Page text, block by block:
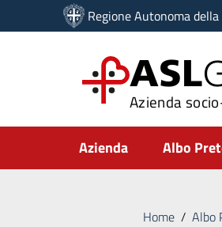
Vai ai contenuti
Vai al menu di navigazione
Regione Autonoma
ASL
Azienda
Submenu
Azienda Albo
Home / Albo